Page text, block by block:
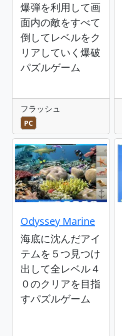
爆弾を利用して画
面内の敵をすべて
倒してレベルをク
リアしていく爆破
パズルゲーム
フラッシュ
PC
Odyssey Marine
海底に沈んだアイ
テムを５つ見つけ
出して全レベル４
０のクリアを目指
すパズルゲーム